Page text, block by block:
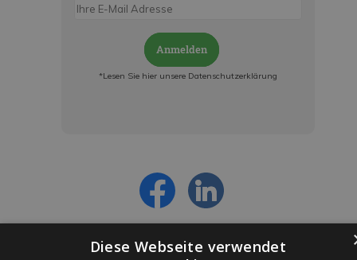
Anmelden
*Lesen Sie hier unsere Datenschutzerklärung
Diese Webseite verwendet